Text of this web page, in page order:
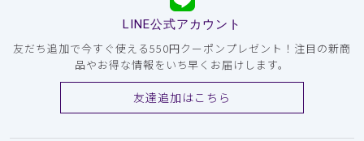
LINE公式アカウント
友だち追加で今すぐ使える550円クーポンプレゼント！注目の新商
品やお得な情報をいち早くお届けします。
友達追加はこちら